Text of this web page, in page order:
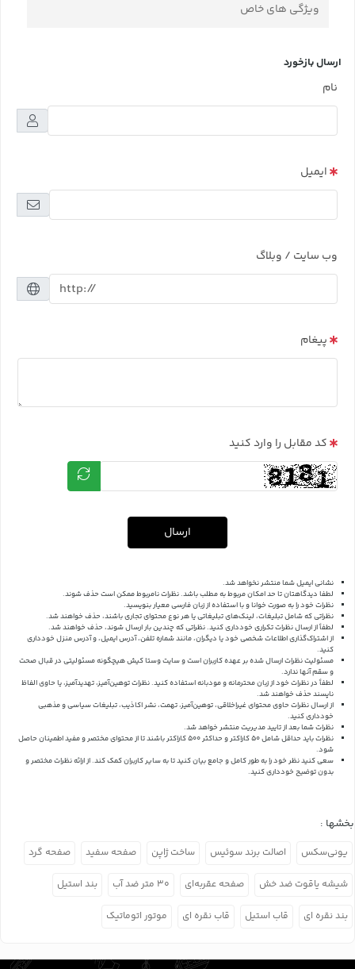
ویژگی های خاص
ارسال بازخورد
نام
ایمیل
وب سایت / وبلاگ
پیغام
کد مقابل را وارد کنید
ارسال
نشانی ایمیل شما منتشر نخواهد شد.
لطفا دیدگاهتان تا حد امکان مربوط به مطلب باشد. نظرات نامربوط ممکن است حذف شوند.
نظرات خود را به صورت خوانا و با استفاده از زبان فارسی معیار بنویسید.
نظراتی که شامل تبلیغات، لینک‌های تبلیغاتی یا هر نوع محتوای تجاری باشند، حذف خواهند شد.
لطفاً از ارسال نظرات تکراری خودداری کنید. نظراتی که چندین بار ارسال شوند، حذف خواهند شد.
از اشتراک‌گذاری اطلاعات شخصی خود یا دیگران، مانند شماره تلفن، آدرس ایمیل، و آدرس منزل خودداری
کنید.
مسئولیت نظرات ارسال شده بر عهده کاربران است و سایت وستا کیش هیچگونه مسئولیتی در قبال صحت
و سقم آنها ندارد.
لطفاً در نظرات خود از زبان محترمانه و مودبانه استفاده کنید. نظرات توهین‌آمیز، تهدیدآمیز، یا حاوی الفاظ
ناپسند حذف خواهند شد.
از ارسال نظرات حاوی محتوای غیراخلاقی، توهین‌آمیز، تهمت، نشر اکاذیب، تبلیغات سیاسی و مذهبی
خودداری کنید.
نظرات شما بعد از تایید مدیریت منتشر خواهد شد.
نظرات باید حداقل شامل 50 کاراکتر و حداکثر 500 کاراکتر باشند تا از محتوای مختصر و مفید اطمینان حاصل
شود.
سعی کنید نظر خود را به طور کامل و جامع بیان کنید تا به سایر کاربران کمک کند.از ارائه نظرات مختصر و
بدون توضیح خودداری کنید.
بخشها :
یونی‌سکس اصالت برند سوئیس ساخت ژاپن صفحه سفید صفحه گرد
شیشه یاقوت ضد خش صفحه عقربه‌ای ۳۰ متر ضد آب بند استیل
بند نقره ای قاب استیل قاب نقره ای موتور اتوماتیک